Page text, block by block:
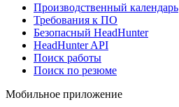
Производственный календарь
Требования к ПО
Безопасный HeadHunter
HeadHunter API
Поиск работы
Поиск по резюме
Мобильное приложение